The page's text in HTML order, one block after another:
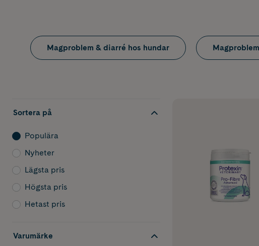
Magproblem & diarré hos hundar
Sortera på
Populära
Nyheter
Lägsta pris
Högsta pris
Hetast pris
Varumärke